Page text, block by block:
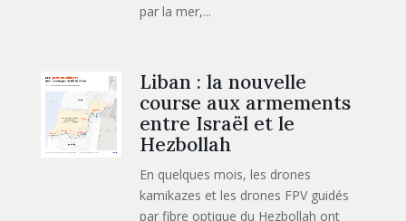
par la mer,...
Liban : la nouvelle
course aux armements
entre Israël et le
Hezbollah
En quelques mois, les drones
kamikazes et les drones FPV guidés
par fibre optique du Hezbollah ont